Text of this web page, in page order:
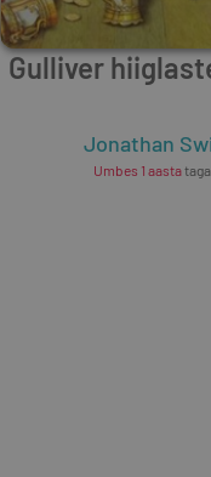
Gulliver
Jonathan
Umbes 1 aasta